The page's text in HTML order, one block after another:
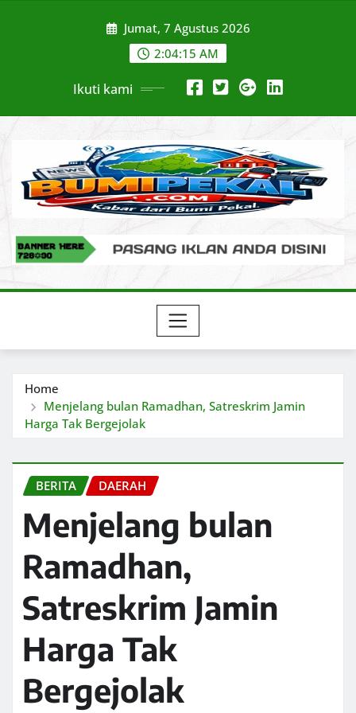
Jumat, 7 Agustus 2026
2:04:16 AM
Ikuti kami
Home
Menjelang bulan Ramadhan, Satreskrim Jamin
Harga Tak Bergejolak
BERITA DAERAH
Menjelang bulan
Ramadhan,
Satreskrim Jamin
Harga Tak
Bergejolak